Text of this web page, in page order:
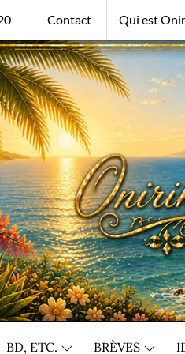
Contact Qui est
BD, ETC. BRÈVES